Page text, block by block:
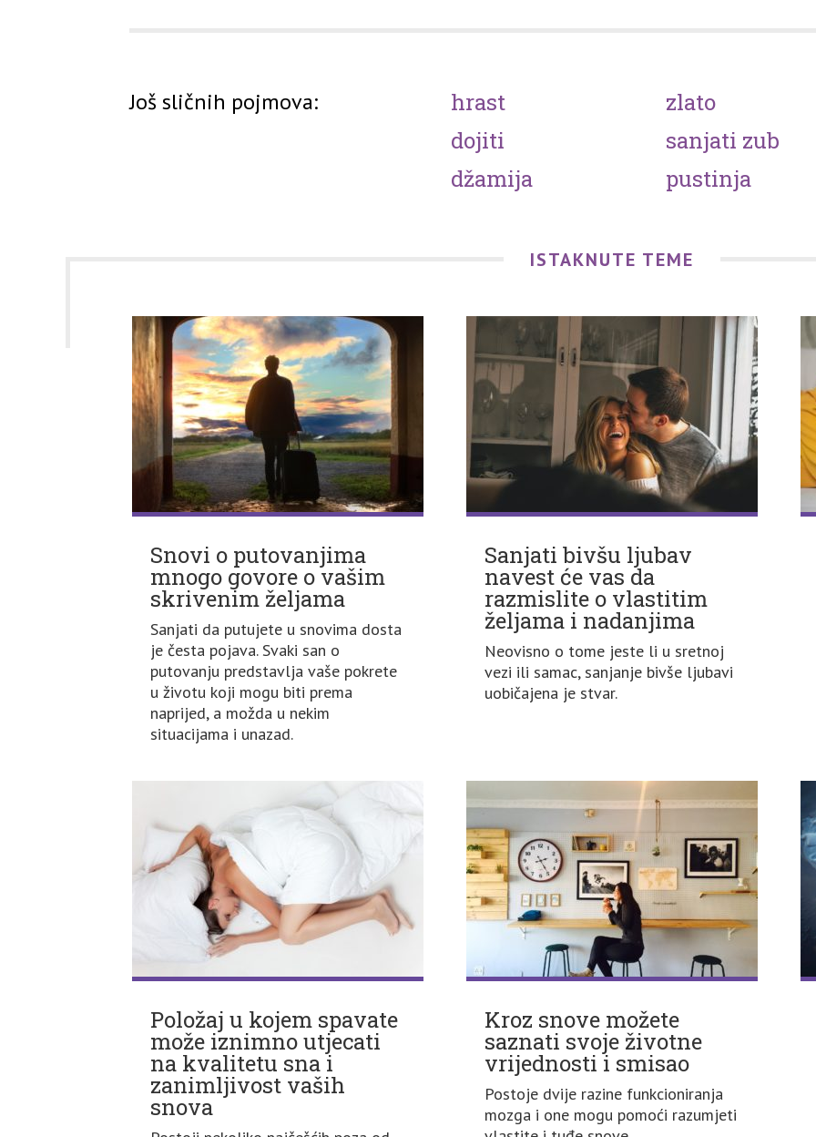
Još sličnih pojmova:
hrast
dojiti
džamija
zlato
sanjati zub
pustinja
ISTAKNUTE TEME
Snovi o putovanjima
mnogo govore o vašim
skrivenim željama
Sanjati da putujete u snovima dosta
je česta pojava. Svaki san o
putovanju predstavlja vaše pokrete
u životu koji mogu biti prema
naprijed, a možda u nekim
situacijama i unazad.
Sanjati bivšu ljubav
navest će vas da
razmislite o vlastitim
željama i nadanjima
Neovisno o tome jeste li u sretnoj
vezi ili samac, sanjanje bivše ljubavi
uobičajena je stvar.
Položaj u kojem spavate
može iznimno utjecati
na kvalitetu sna i
zanimljivost vaših
snova
Kroz snove možete
saznati svoje životne
vrijednosti i smisao
Postoje dvije razine funkcioniranja
mozga i one mogu pomoći razumjeti